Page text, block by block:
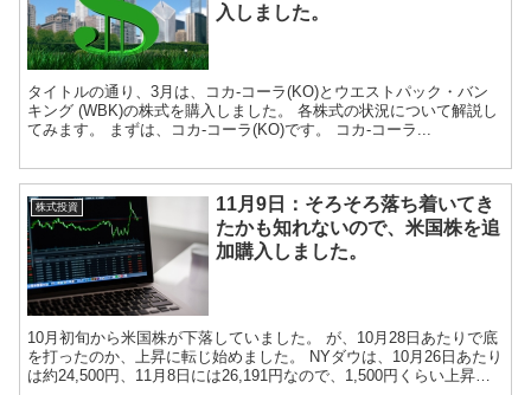
入しました。
タイトルの通り、3月は、コカ-コーラ(KO)とウエストパック・バン
キング (WBK)の株式を購入しました。 各株式の状況について解説し
てみます。 まずは、コカ-コーラ(KO)です。 コカ-コーラ...
株式投資
11月9日：そろそろ落ち着いてき
たかも知れないので、米国株を追
加購入しました。
10月初旬から米国株が下落していました。 が、10月28日あたりで底
を打ったのか、上昇に転じ始めました。 NYダウは、10月26日あたり
は約24,500円、11月8日には26,191円なので、1,500円くらい上昇し